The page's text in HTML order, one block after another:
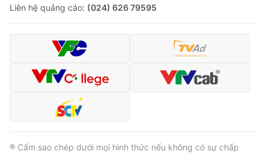
Liên hệ quảng cáo: (024) 626 79595
® Cấm sao chép dưới mọi hình thức nếu không có sự chấp